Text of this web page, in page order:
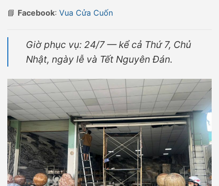
📘 Facebook: Vua Cửa Cuốn
Giờ phục vụ: 24/7 — kể cả Thứ 7, Chủ
Nhật, ngày lễ và Tết Nguyên Đán.